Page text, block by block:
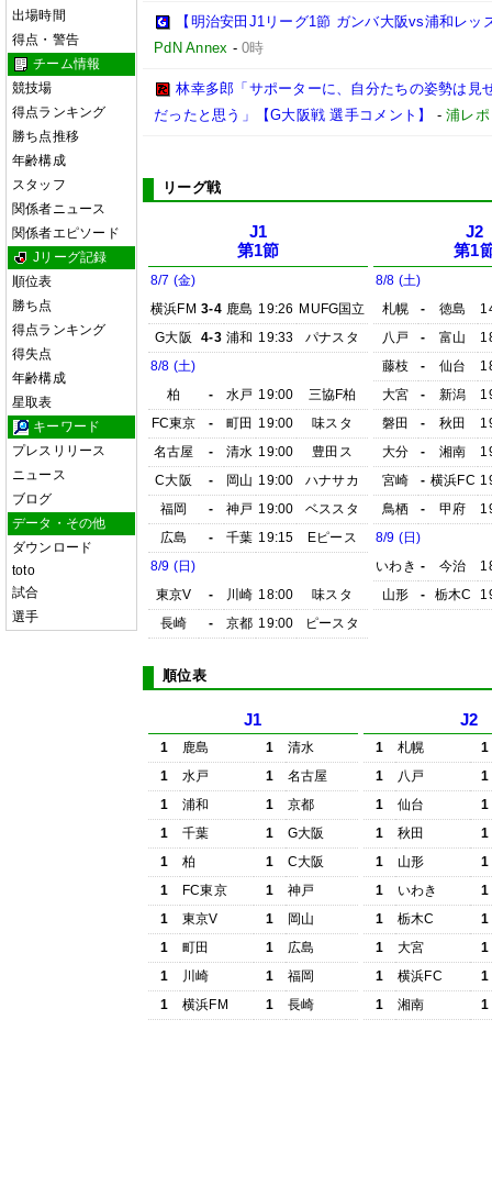
出場時間
得点・警告
チーム情報
競技場
得点ランキング
勝ち点推移
年齢構成
スタッフ
関係者ニュース
関係者エピソード
Jリーグ記録
順位表
勝ち点
得点ランキング
得失点
年齢構成
星取表
キーワード
プレスリリース
ニュース
ブログ
データ・その他
ダウンロード
toto
試合
選手
【明治安田J1リーグ1節 ガンバ大阪vs浦和レ
PdN Annex -0時
林幸多郎「サポーターに、自分たちの姿勢は見
だったと思う」【G大阪戦 選手コメント】
-浦レ
リーグ戦
J1
第1節
8/7 (金)
横浜FM 3-4 鹿島 19:26 MUFG国立
G大阪
4-3 浦和 19:33
パナスタ
8/8 (土)
柏
- 水戸 19:00
三協F柏
FC東京
- 町田 19:00
味スタ
名古屋
- 清水 19:00
豊田ス
C大阪
- 岡山 19:00
ハナサカ
福岡
- 神戸 19:00
ベススタ
広島
- 千葉 19:15
Eピース
8/9 (日)
東京V
- 川崎 18:00
味スタ
長崎
- 京都 19:00 ピースタ
J2
第1
8/8 (土)
札幌
- 徳島
八戸
- 富山
藤枝
- 仙台
大宮
- 新潟
磐田
- 秋田
大分
- 湘南
宮崎
- 横浜FC
鳥栖
- 甲府
8/9 (日)
いわき - 今治
山形
- 栃木C
順位表
J1
1 鹿島 1
清水
1
水戸 1
名古屋
1
浦和 1
京都
1
千葉 1
G大阪
1
柏 1
C大阪
1
FC東京 1
神戸
1
東京V 1
岡山
1
町田 1
広島
1
川崎 1
福岡
1
横浜FM 1 長崎
J2
1 札幌
1
1
八戸
1
1
仙台
1
1
秋田
1
1
山形
1
1
いわき
1
1
栃木C
1
1
大宮
1
1
横浜FC
1
1
湘南 1